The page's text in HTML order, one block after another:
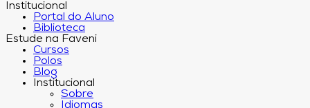
Institucional
Portal do Aluno
Biblioteca
Estude na Faveni
Cursos
Polos
Blog
Institucional
Sobre
Idiomas